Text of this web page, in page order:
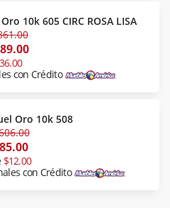
10k 605 CIRC ROSA LISA
con Crédito
Oro 10k 508
$12.00
con Crédito